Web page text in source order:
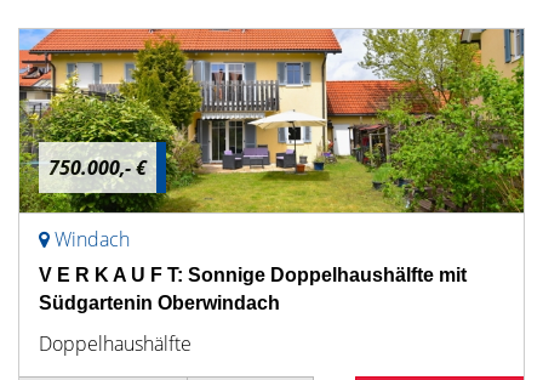
750.000,- €
Windach
V E R K A U F T: Sonnige Doppelhaushälfte mit
Südgartenin Oberwindach
Doppelhaushälfte